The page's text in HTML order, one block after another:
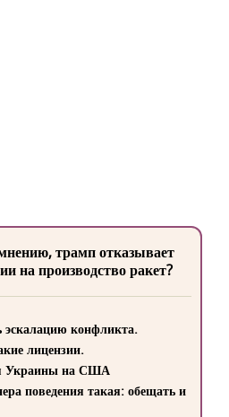
трамп отказывает
на производство ракет?
эскалацию конфликта.
лицензии.
Украины на США
поведения такая: обещать и